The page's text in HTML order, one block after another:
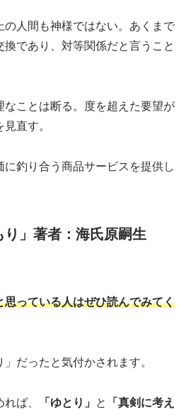
の人間も神様ではない。あくまで
であり、対等関係だと言うこと
なことは断る。度を超えた要望が
直す。
釣り合う商品サービスを提供し
り」著者：海氏原嗣生
思っている人はぜひ読んでみてく
だったと気付かされます。
ば、 「ゆとり」 と
「真剣に考え